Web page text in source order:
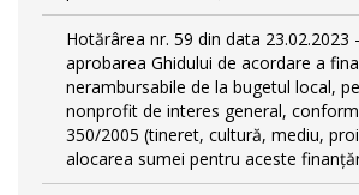
Hotărârea nr. 59 din data 23.02.2023
aprobarea Ghidului de acordare a
nerambursabile de la bugetul local,
nonprofit de interes general,
350/2005 (tineret, cultură, mediu,
alocarea sumei pentru aceste